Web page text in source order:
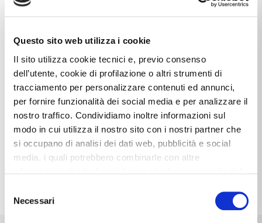
Questo sito web utilizza i cookie
Il sito utilizza cookie tecnici e, previo consenso
dell’utente, cookie di profilazione o altri strumenti di
tracciamento per personalizzare contenuti ed annunci,
per fornire funzionalità dei social media e per analizzare il
nostro traffico. Condividiamo inoltre informazioni sul
modo in cui utilizza il nostro sito con i nostri partner che
si occupano di analisi dei dati web, pubblicità e social
media, i quali potrebbero combinarle con altre
tutti (solo necessari)
”, la navigazione prosegue con le
impostazioni di default e dunque in assenza di cookie o
delNecessari
l’automobile che con i mezzi di trasporto di superficie.
Edificato nel 1983 offre la possibilità di ospitare uffici di
rappresentanza. Al piano terra è presente una
portineria presidiata durante la giornata. L’edificio è
servito da 3 ascensori e 1 montacarichi con portata
3.000 Kg. che raggiungono tutti i piani.La superficie
dell’immobile proposto è di 430,00 metri quadrati e 3
bagni. Ideali per uffici stile open space, è dotato di
impianto di condizionamento e riscaldamento
centralizzato. Durante la notte è attivo un servizio di
vigilanza notturna.